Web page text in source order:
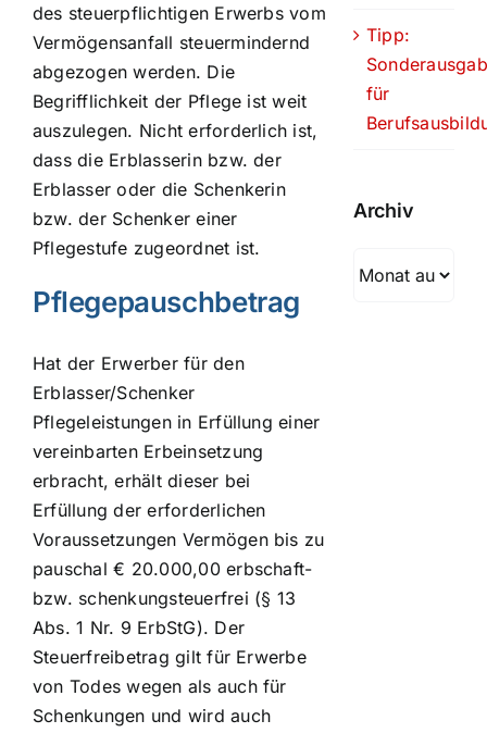
des steuerpflichtigen Erwerbs vom
Vermögensanfall steuermindernd
abgezogen werden. Die
Begrifflichkeit der Pflege ist weit
auszulegen. Nicht erforderlich ist,
dass die Erblasserin bzw. der
Erblasser oder die Schenkerin
bzw. der Schenker einer
Pflegestufe zugeordnet ist.
Pflegepauschbetrag
Hat der Erwerber für den
Erblasser/Schenker
Pflegeleistungen in Erfüllung einer
vereinbarten Erbeinsetzung
erbracht, erhält dieser bei
Erfüllung der erforderlichen
Voraussetzungen Vermögen bis zu
pauschal € 20.000,00 erbschaft-
bzw. schenkungsteuerfrei (§ 13
Abs. 1 Nr. 9 ErbStG). Der
Steuerfreibetrag gilt für Erwerbe
von Todes wegen als auch für
Schenkungen und wird auch
Tipp:
für
Archiv